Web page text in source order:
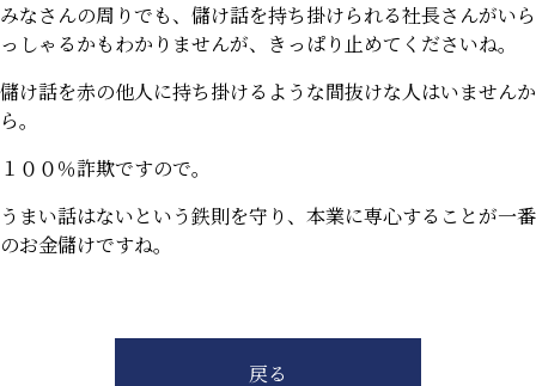
みなさんの周りでも、儲け話を持ち掛けられる社長さんがいら
っしゃるかもわかりませんが、きっぱり止めてくださいね。
儲け話を赤の他人に持ち掛けるような間抜けな人はいませんか
ら。
１００％詐欺ですので。
うまい話はないという鉄則を守り、本業に専心することが一番
のお金儲けですね。
戻る